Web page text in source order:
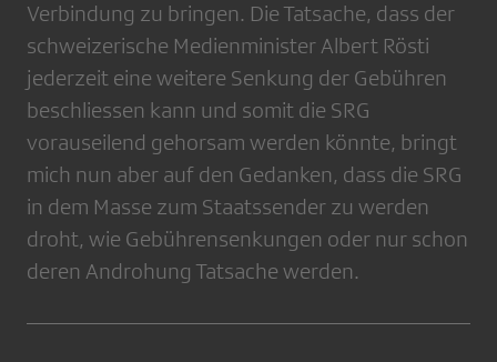
Verbindung zu bringen. Die Tatsache, dass der
schweizerische Medienminister Albert Rösti
jederzeit eine weitere Senkung der Gebühren
beschliessen kann und somit die SRG
vorauseilend gehorsam werden könnte, bringt
mich nun aber auf den Gedanken, dass die SRG
in dem Masse zum Staatssender zu werden
droht, wie Gebührensenkungen oder nur schon
deren Androhung Tatsache werden.